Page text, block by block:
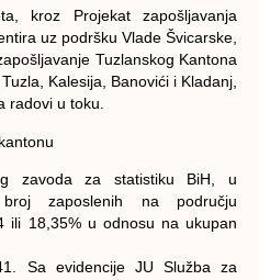
kroz Projekat zapošljavanja
uz podršku Vlade Švicarske,
Tuzlanskog Kantona
Kalesija, Banovići i Kladanj,
radovi u toku.
zavoda za statistiku BiH, u
zaposlenih na području
ili 18,35% u odnosu na ukupan
Sa evidencije JU Služba za